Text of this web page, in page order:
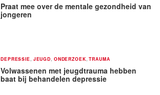
Praat mee over de mentale gezondheid van
jongeren
DEPRESSIE JEUGD ONDERZOEK ,TRAUMA
Volwassenen met jeugdtrauma hebben
baat bij behandelen depressie